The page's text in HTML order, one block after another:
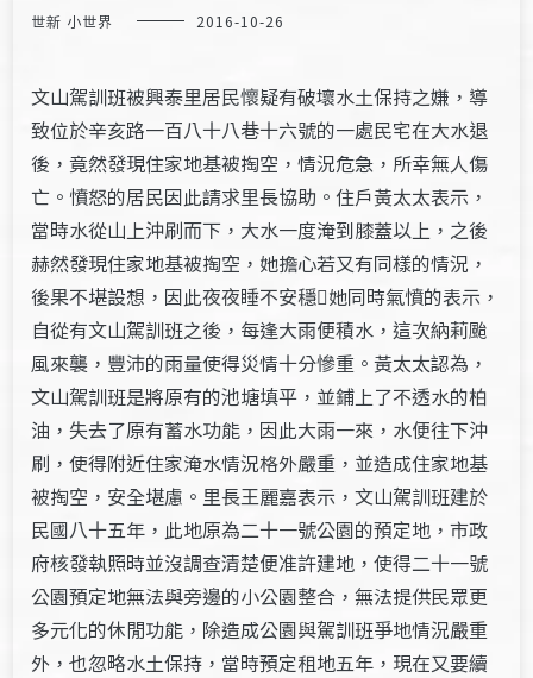
世新 小世界 2016-10-26
文山駕訓班被興泰里居民懷疑有破壞水土保持之嫌，導
致位於辛亥路一百八十八巷十六號的一處民宅在大水退
後，竟然發現住家地基被掏空，情況危急，所幸無人傷
亡。憤怒的居民因此請求里長協助。住戶黃太太表示，
當時水從山上沖刷而下，大水一度淹到膝蓋以上，之後
赫然發現住家地基被掏空，她擔心若又有同樣的情況，
後果不堪設想，因此夜夜睡不安穩她同時氣憤的表示，
自從有文山駕訓班之後，每逢大雨便積水，這次納莉颱
風來襲，豐沛的雨量使得災情十分慘重。黃太太認為，
文山駕訓班是將原有的池塘填平，並鋪上了不透水的柏
油，失去了原有蓄水功能，因此大雨一來，水便往下沖
刷，使得附近住家淹水情況格外嚴重，並造成住家地基
被掏空，安全堪慮。里長王麗嘉表示，文山駕訓班建於
民國八十五年，此地原為二十一號公園的預定地，市政
府核發執照時並沒調查清楚便准許建地，使得二十一號
公園預定地無法與旁邊的小公園整合，無法提供民眾更
多元化的休閒功能，除造成公園與駕訓班爭地情況嚴重
外，也忽略水土保持，當時預定租地五年，現在又要續